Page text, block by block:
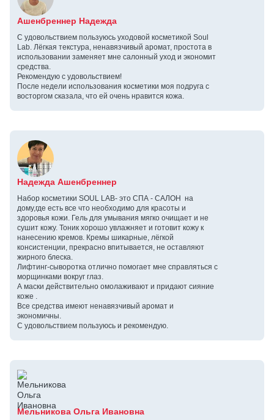
Ашенбреннер Надежда
С удовольствием пользуюсь уходовой косметикой Soul
Lab. Лёгкая текстура, ненавязчивый аромат, простота в
использовании заменяет мне салонный уход и экономит
средства.
Рекомендую с удовольствием!
После недели использования косметики моя подруга с
восторгом сказала, что ей очень нравится кожа.
Надежда Ашенбреннер
Набор косметики SOUL LAB- это СПА - САЛОН на
дому,где есть все что необходимо для красоты и
здоровья кожи. Гель для умывания мягко очищает и не
сушит кожу. Тоник хорошо увлажняет и готовит кожу к
нанесению кремов. Кремы шикарные, лёгкой
консистенции, прекрасно впитывается, не оставляют
жирного блеска.
Лифтинг-сыворотка отлично помогает мне справляться с
морщинками вокруг глаз.
А маски действительно омолаживают и придают сияние
коже .
Все средства имеют ненавязчивый аромат и
экономичны.
С удовольствием пользуюсь и рекомендую.
Мельникова Ольга Ивановна